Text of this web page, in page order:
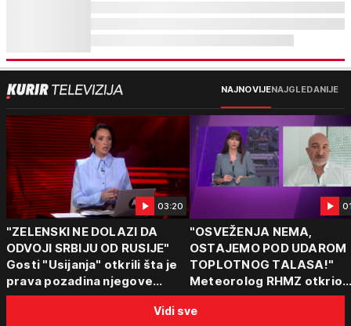
NAJNOVIJENAJGLEDANIJE
03:20
"ZELENSKI NE DOLAZI DA
ODVOJI SRBIJU OD RUSIJE"
Gosti "Usijanja" otkrili šta je
prava pozadina njegove
posete Beogradu
"OSVEŽENJA NEMA,
OSTAJEMO POD UDAROM
TOPLOTNOG TALASA!"
Meteorolog RHMZ otkrio
kakvo vreme nas čeka do
kraja avgusta
Vidi sve